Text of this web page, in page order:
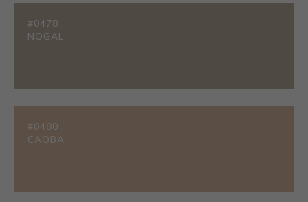
#0478
NOGAL
#0480
CAOBA